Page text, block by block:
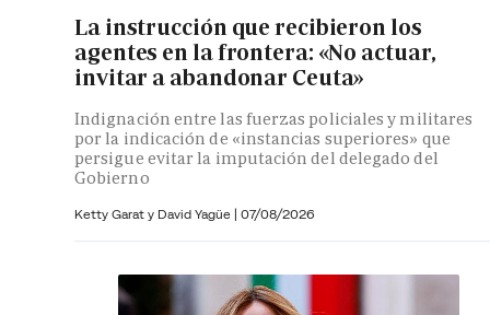
La instrucción que recibieron los
agentes en la frontera: «No actuar,
invitar a abandonar Ceuta»
Indignación entre las fuerzas policiales y militares
por la indicación de «instancias superiores» que
persigue evitar la imputación del delegado del
Gobierno
Ketty Garat y David Yagüe | 07/08/2026